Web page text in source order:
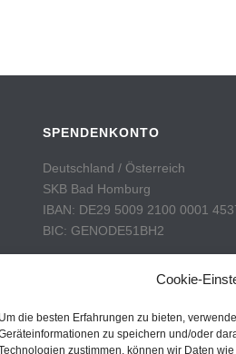
Cookie-
Um die besten Erfahrungen zu bieten,
zu speichern und/oder
zustimmen, können wir Daten
SPENDENKONTO
Deutschland / Österreich
SKB Bad Homburg
IBAN: DE29 5009 2100 0001
BIC: GENODE51BH2
Konto: 60-742493-7
IBAN: CH31 0900 0000 6074